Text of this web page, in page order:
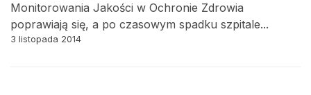
Monitorowania Jakości w Ochronie Zdrowia
poprawiają się, a po czasowym spadku szpitale...
3 listopada 2014